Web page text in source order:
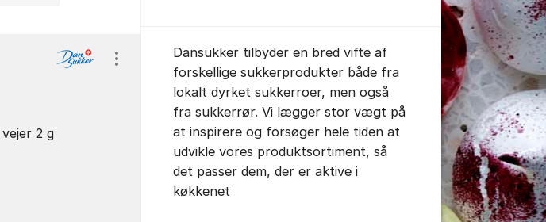
2 g
Vis/skjul indstillinger for indlæg/kommentar
Dansukker tilbyder en bred vifte af
forskellige sukkerprodukter både fra
lokalt dyrket sukkerroer, men også
fra sukkerrør. Vi lægger stor vægt på
at inspirere og forsøger hele tiden at
udvikle vores produktsortiment, så
det passer dem, der er aktive i
køkkenet